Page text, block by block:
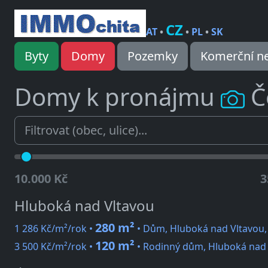
AT• CZ• PL•SK
Byty Domy Pozemky Komerční
Domy k pronájmu
10.000 Kč
Hluboká nad Vltavou
1 286 Kč/m²/rok • 280 m² • Dům, Hluboká nad
3 500 Kč/m²/rok • 120 m² • Rodinný dům, Hluboká